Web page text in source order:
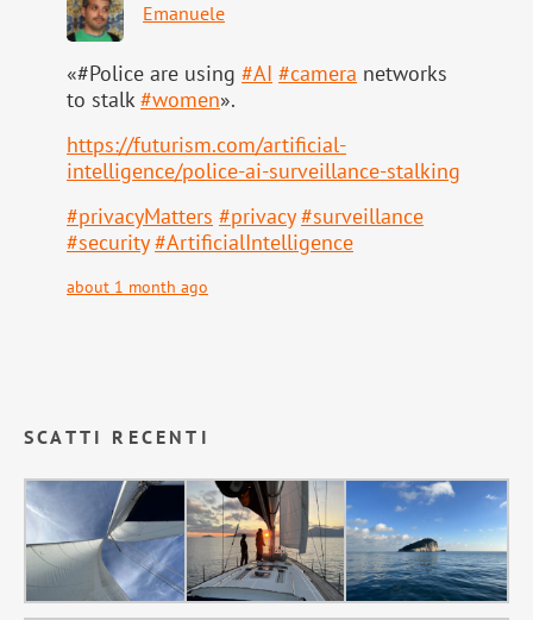
Emanuele
«#Police are using #AI #camera networks
to stalk#women».
https://futurism.com/artificial-
intelligence/police-ai-surveillance-stalking
#privacyMatters #privacy #surveillance
#security #ArtificialIntelligence
about 1 month ago
SCATTI RECENTI